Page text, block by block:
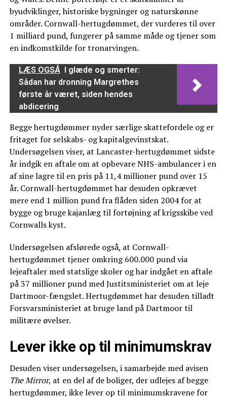
byudviklinger, historiske bygninger og naturskønne
områder. Cornwall-hertugdømmet, der vurderes til over
1 milliard pund, fungerer på samme måde og tjener som
en indkomstkilde for tronarvingen.
LÆS OGSÅ I glæde og smerter:
Sådan har dronning Margrethes
første år været, siden hendes
abdicering
Begge hertugdømmer nyder særlige skattefordele og er
fritaget for selskabs- og kapitalgevinstskat.
Undersøgelsen viser, at Lancaster-hertugdømmet sidste
år indgik en aftale om at opbevare NHS-ambulancer i en
af sine lagre til en pris på 11,4 millioner pund over 15
år. Cornwall-hertugdømmet har desuden opkrævet
mere end 1 million pund fra flåden siden 2004 for at
bygge og bruge kajanlæg til fortøjning af krigsskibe ved
Cornwalls kyst.
Undersøgelsen afslørede også, at Cornwall-
hertugdømmet tjener omkring 600.000 pund via
lejeaftaler med statslige skoler og har indgået en aftale
på 37 millioner pund med Justitsministeriet om at leje
Dartmoor-fængslet. Hertugdømmet har desuden tilladt
Forsvarsministeriet at bruge land på Dartmoor til
militære øvelser.
Lever ikke op til minimumskrav
Desuden viser undersøgelsen, i samarbejde med avisen
The Mirror, at en del af de boliger, der udlejes af begge
hertugdømmer, ikke lever op til minimumskravene for